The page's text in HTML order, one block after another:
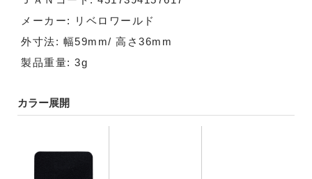
メーカー: リベロワールド
外寸法: 幅59mm/ 高さ36mm
製品重量: 3g
カラー展開